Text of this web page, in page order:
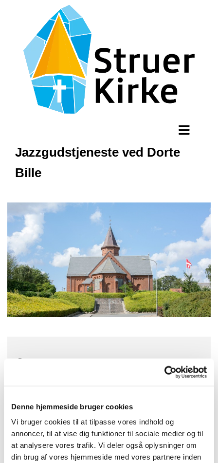
Denne hjemmeside bruger cookies
Vi bruger cookies til at tilpasse vores indhold og
annoncer, til at vise dig funktioner til sociale medier og til
at analysere vores trafik. Vi deler også oplysninger om
din brug af vores hjemmeside med vores partnere inden
Jazzgudstjeneste ved Dorte
Bille
Søndag 6. september 2026, kl. 10:30
Struer Kirke, Kirkegade 42, 7600
Struer
Jazzgudstjeneste i Struer Kirke med mulighed for at